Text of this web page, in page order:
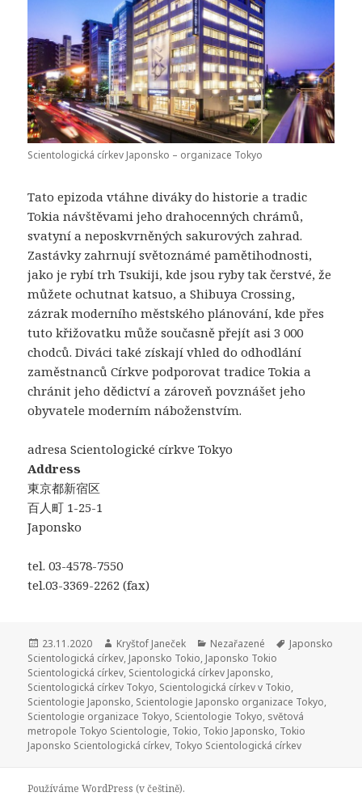
Scientologická církev Japonsko – organizace Tokyo
Tato epizoda vtáhne diváky do historie a tradic
Tokia návštěvami jeho drahocenných chrámů,
svatyní a neposkvrněných sakurových zahrad.
Zastávky zahrnují světoznámé pamětihodnosti,
jako je rybí trh Tsukiji, kde jsou ryby tak čerstvé, že
můžete ochutnat katsuo, a Shibuya Crossing,
zázrak moderního městského plánování, kde přes
tuto křižovatku může současně přejít asi 3 000
chodců. Diváci také získají vhled do odhodlání
zaměstnanců Církve podporovat tradice Tokia a
chránit jeho dědictví a zároveň povznášet jeho
obyvatele moderním náboženstvím.
adresa Scientologické církve Tokyo
Address
東京都新宿区
百人町 1-25-1
Japonsko
tel. 03-4578-7550
tel.03-3369-2262 (fax)
Publikováno:
23.11.2020 Autor:
Kryštof Janeček Rubriky:
Nezařazené Štítky:
Japonsko
Scientologická církev, Japonsko Tokio, Japonsko Tokio
Scientologická církev, Scientologická církev Japonsko,
Scientologická církev Tokyo, Scientologická církev v Tokio,
Scientologie Japonsko, Scientologie Japonsko organizace Tokyo,
Scientologie organizace Tokyo, Scientologie Tokyo, světová
metropole Tokyo Scientologie, Tokio, Tokio Japonsko, Tokio
Japonsko Scientologická církev, Tokyo Scientologická církev
Používáme WordPress (v češtině).